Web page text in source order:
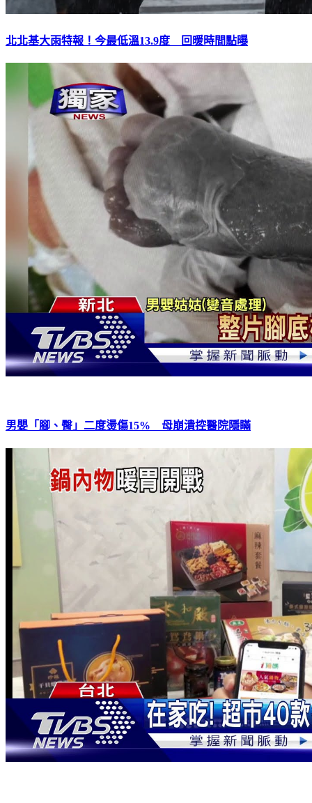
北北基大雨特報！今最低溫13.9度 回暖時間點曝
男嬰「腳、臀」二度燙傷15% 母崩潰控醫院隱瞞